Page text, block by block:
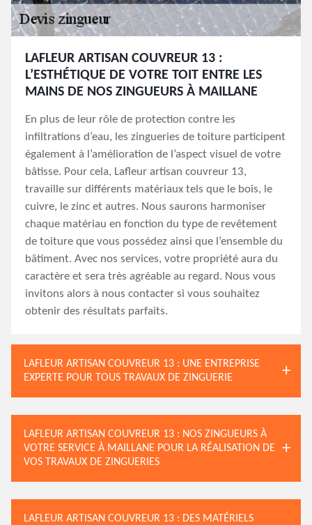
LAFLEUR ARTISAN COUVREUR 13 :
L’ESTHÉTIQUE DE VOTRE TOIT ENTRE LES
MAINS DE NOS ZINGUEURS À MAILLANE
En plus de leur rôle de protection contre les
infiltrations d’eau, les zingueries de toiture participent
également à l’amélioration de l’aspect visuel de votre
bâtisse. Pour cela, Lafleur artisan couvreur 13,
travaille sur différents matériaux tels que le bois, le
cuivre, le zinc et autres. Nous saurons harmoniser
chaque matériau en fonction du type de revêtement
de toiture que vous possédez ainsi que l’ensemble du
bâtiment. Avec nos services, votre propriété aura du
caractère et sera très agréable au regard. Nous vous
invitons alors à nous contacter si vous souhaitez
obtenir des résultats parfaits.
LAFLEUR ARTISAN COUVREUR 13 : UNE ENTREPRISE
EXPERTE POUR TOUS TRAVAUX DE ZINGUERIE
LAFLEUR ARTISAN COUVREUR 13 : NOS ZINGUEURS À
VOTRE SERVICE À MAILLANE POUR LA RÉALISATION DE
VOS TRAVAUX DE ZINGUERIES
LAFLEUR ARTISAN COUVREUR 13 : DES MATÉRIELS